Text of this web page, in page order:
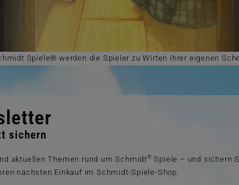
Spiele® werden die Spieler zu Wirten ihrer eigenen
sichern
aktuellen Themen rund um Schmidt® Spiele – und sichern
nächsten Einkauf im Schmidt-Spiele-Shop.